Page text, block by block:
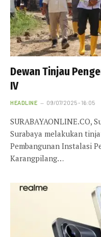
Dewan Tinjau
IV
HEADLINE 09/07/2025 - 16:05
SURABAYAONLINE.CO,
Surabaya melakukan
Pembangunan Instalasi
Karangpilang…